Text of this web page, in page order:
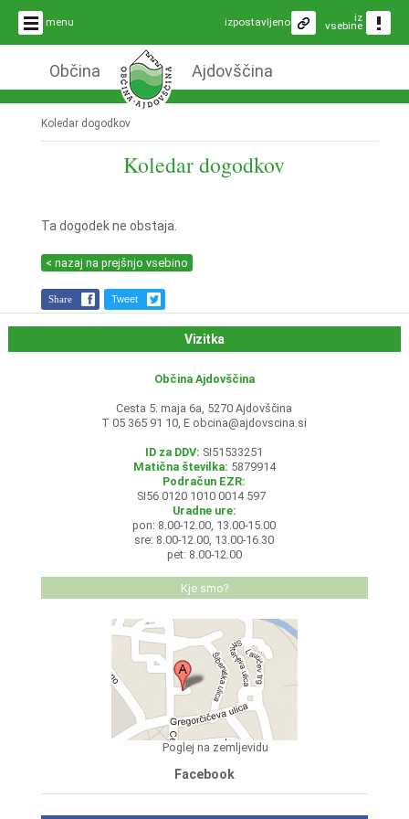
menu iz
vsebine
izpostavljeno
Občina Ajdovščina
Koledar dogodkov
Koledar dogodkov
Ta dogodek ne obstaja.
< nazaj na prejšnjo vsebino
Share Tweet
Vizitka
Občina Ajdovščina
Cesta 5. maja 6a, 5270 Ajdovščina
T 05 365 91 10, E obcina@ajdovscina.si
ID za DDV: SI51533251
Matična številka: 5879914
Podračun EZR:
SI56 0120 1010 0014 597
Uradne ure:
pon: 8.00-12.00, 13.00-15.00
sre: 8.00-12.00, 13.00-16.30
pet: 8.00-12.00
Kje smo?
Poglej na zemljevidu
Facebook